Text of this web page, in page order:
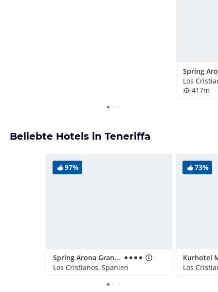
Los
417m
Beliebte Hotels in Teneriffa
97%
Spring Arona Gran Hotel & SPA - Adults Only
Los Cristianos, Spanien
73%
Kurhotel
Los